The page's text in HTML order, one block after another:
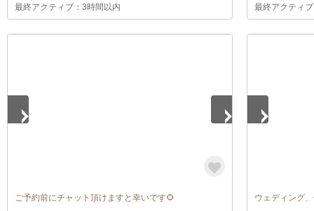
最終アクティブ：3時間以内 最終アクティ
ご予約前にチャット頂けますと幸いです🌻 ウェディング